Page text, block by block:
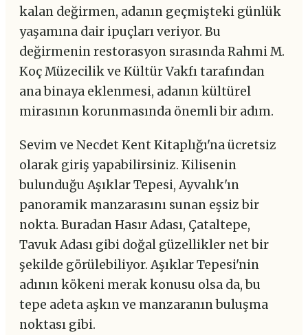
kalan değirmen, adanın geçmişteki günlük
yaşamına dair ipuçları veriyor. Bu
değirmenin restorasyon sırasında Rahmi M.
Koç Müzecilik ve Kültür Vakfı tarafından
ana binaya eklenmesi, adanın kültürel
mirasının korunmasında önemli bir adım.
Sevim ve Necdet Kent Kitaplığı'na ücretsiz
olarak giriş yapabilirsiniz. Kilisenin
bulunduğu Aşıklar Tepesi, Ayvalık'ın
panoramik manzarasını sunan eşsiz bir
nokta. Buradan Hasır Adası, Çataltepe,
Tavuk Adası gibi doğal güzellikler net bir
şekilde görülebiliyor. Aşıklar Tepesi'nin
adının kökeni merak konusu olsa da, bu
tepe adeta aşkın ve manzaranın buluşma
noktası gibi.